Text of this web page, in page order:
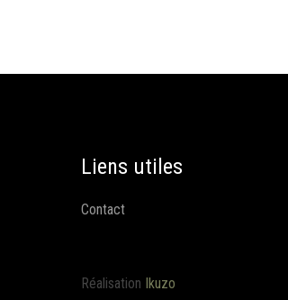
Liens utiles
Contact
Réalisation Ikuzo